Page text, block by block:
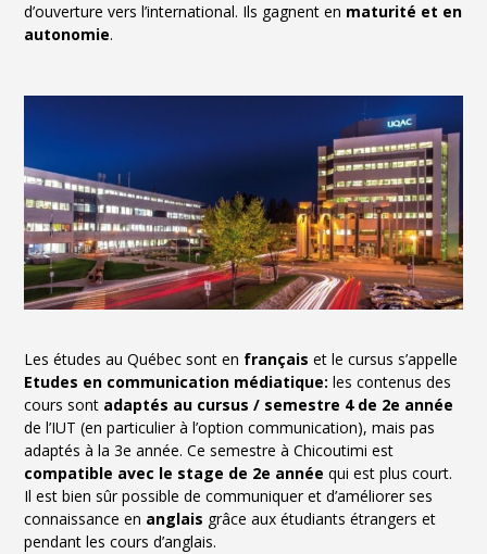
d’ouverture vers l’international. Ils gagnent en maturité et en
autonomie.
Les études au Québec sont en français et le cursus s’appelle
Etudes en communication médiatique:les contenus des
cours sont adaptés au cursus / semestre 4 de 2e année
de l’IUT (en particulier à l’option communication), mais pas
adaptés à la 3e année. Ce semestre à Chicoutimi est
compatible avec le stage de 2e année qui est plus court.
Il est bien sûr possible de communiquer et d’améliorer ses
connaissance en anglais grâce aux étudiants étrangers et
pendant les cours d’anglais.